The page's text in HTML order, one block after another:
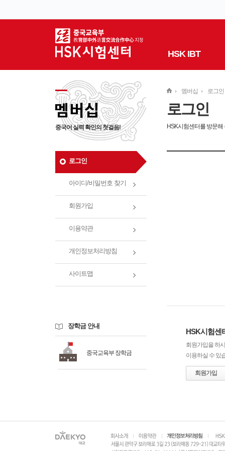
HSK IBT
중국어 실력 확인의 첫걸음!
로그인
아이디/비밀번호 찾기
회원가입
이용약관
개인정보처리방침
사이트맵
장학금 안내
중국교육부 장학금
멤버십 로그인
로그인
HSK시험센터를 방문
HSK시험센
회원가입을 하
이용하실 수 있
회원가입